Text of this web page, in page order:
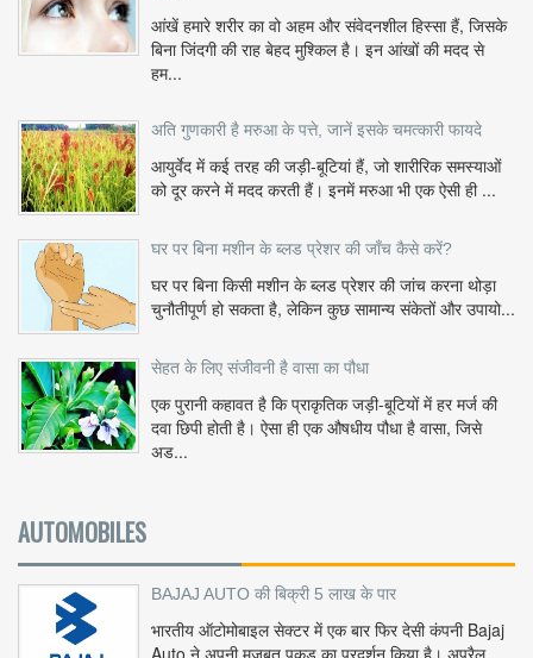
आंखें हमारे शरीर का वो अहम और संवेदनशील हिस्सा हैं, जिसके
बिना जिंदगी की राह बेहद मुश्किल है। इन आंखों की मदद से
हम...
अति गुणकारी है मरुआ के पत्ते, जानें इसके चमत्कारी फायदे
आयुर्वेद में कई तरह की जड़ी-बूटियां हैं, जो शारीरिक समस्याओं
को दूर करने में मदद करती हैं। इनमें मरुआ भी एक ऐसी ही ...
घर पर बिना मशीन के ब्लड प्रेशर की जाँच कैसे करें?
घर पर बिना किसी मशीन के ब्लड प्रेशर की जांच करना थोड़ा
चुनौतीपूर्ण हो सकता है, लेकिन कुछ सामान्य संकेतों और उपायो...
सेहत के लिए संजीवनी है वासा का पौधा
एक पुरानी कहावत है कि प्राकृतिक जड़ी-बूटियों में हर मर्ज की
दवा छिपी होती है। ऐसा ही एक औषधीय पौधा है वासा, जिसे
अड...
AUTOMOBILES
BAJAJ AUTO की बिक्री 5 लाख के पार
भारतीय ऑटोमोबाइल सेक्टर में एक बार फिर देसी कंपनी Bajaj
Auto ने अपनी मजबूत पकड़ का प्रदर्शन किया है। अप्रैल